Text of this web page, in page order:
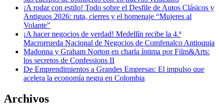
¡A rodar con estilo! Todo sobre el Desfile de Autos Clásicos y
Antiguos 2026: ruta, cierres y el homenaje “Mujeres al
Volante”
¡A hacer negocios de verdad! Medellín recibe la 4.ª
Macrorrueda Nacional de Negocios de Comfenalco Antioquia
Madonna y Graham Norton en charla íntima por Film&Arts:
los secretos de Confessions II
De Emprendimientos a Grandes Empresas: El impulso que
acelera la economía negra en Colombia
Archivos